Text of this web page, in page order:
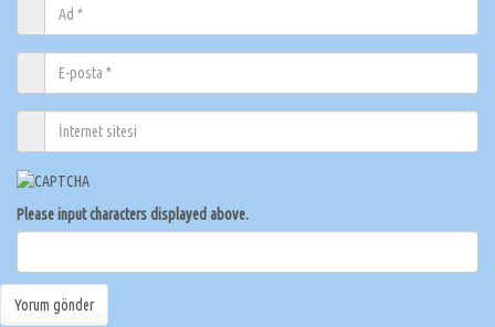
Please input characters displayed above.